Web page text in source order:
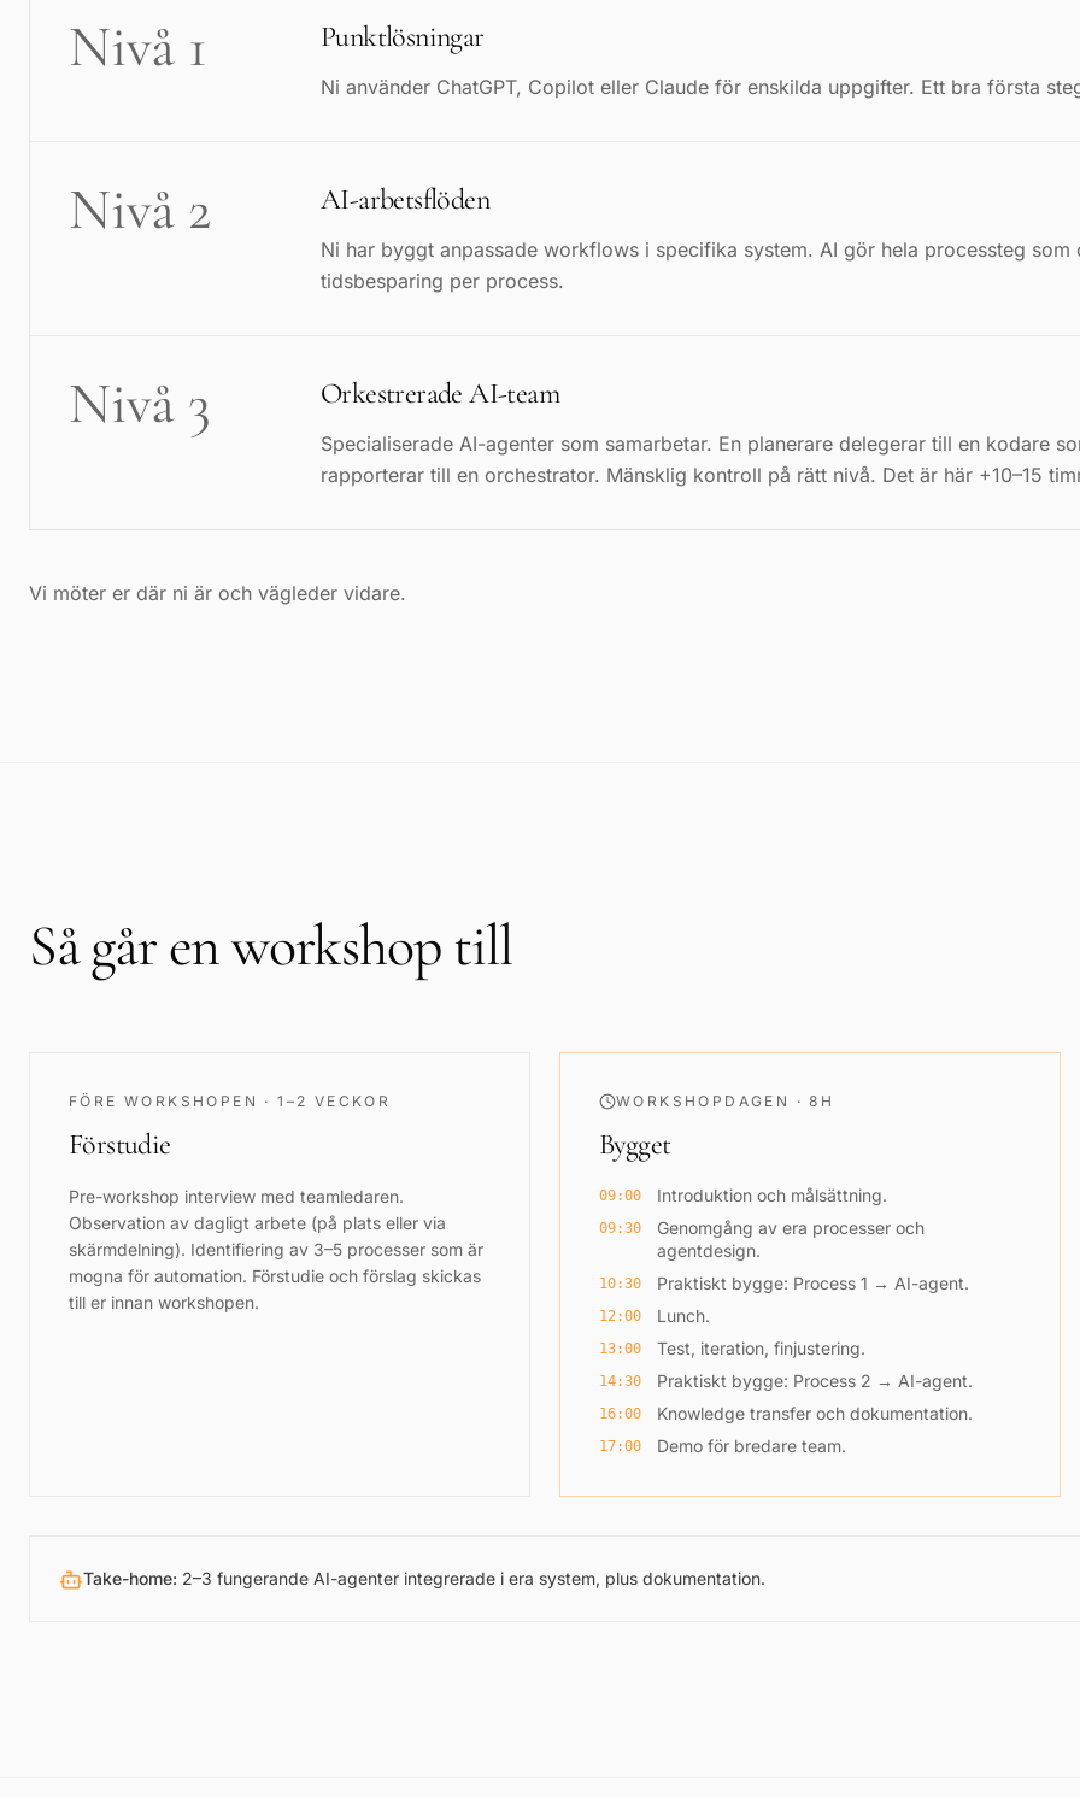
Nivå 1 Punktlösningar
Ni använder ChatGPT, Copilot eller Claude för enskilda uppgifter. Ett bra första
Nivå 2 AI-arbetsflöden
Ni har byggt anpassade workflows i specifika system. AI gör hela processteg
tidsbesparing per process.
Nivå 3 Orkestrerade AI-team
Specialiserade AI-agenter som samarbetar. En planerare delegerar till en kodare
rapporterar till en orchestrator. Mänsklig kontroll på rätt nivå. Det är här +10–15
Vi möter er där ni är och vägleder vidare.
Så går en workshop till
FÖRE WORKSHOPEN · 1–2 VECKOR
Förstudie
Pre-workshop interview med teamledaren.
Observation av dagligt arbete (på plats eller via
skärmdelning). Identifiering av 3–5 processer som är
mogna för automation. Förstudie och förslag skickas
till er innan workshopen.
WORKSHOPDAGEN · 8H
Bygget
09:00 Introduktion och målsättning.
09:30
Genomgång av era processer och
agentdesign.
10:30 Praktiskt bygge: Process 1 → AI-agent.
12:00 Lunch.
13:00 Test, iteration, finjustering.
14:30 Praktiskt bygge: Process 2 → AI-agent.
16:00 Knowledge transfer och dokumentation.
17:00 Demo för bredare team.
Take-home: 2–3 fungerande AI-agenter integrerade i era system, plus dokumentation.